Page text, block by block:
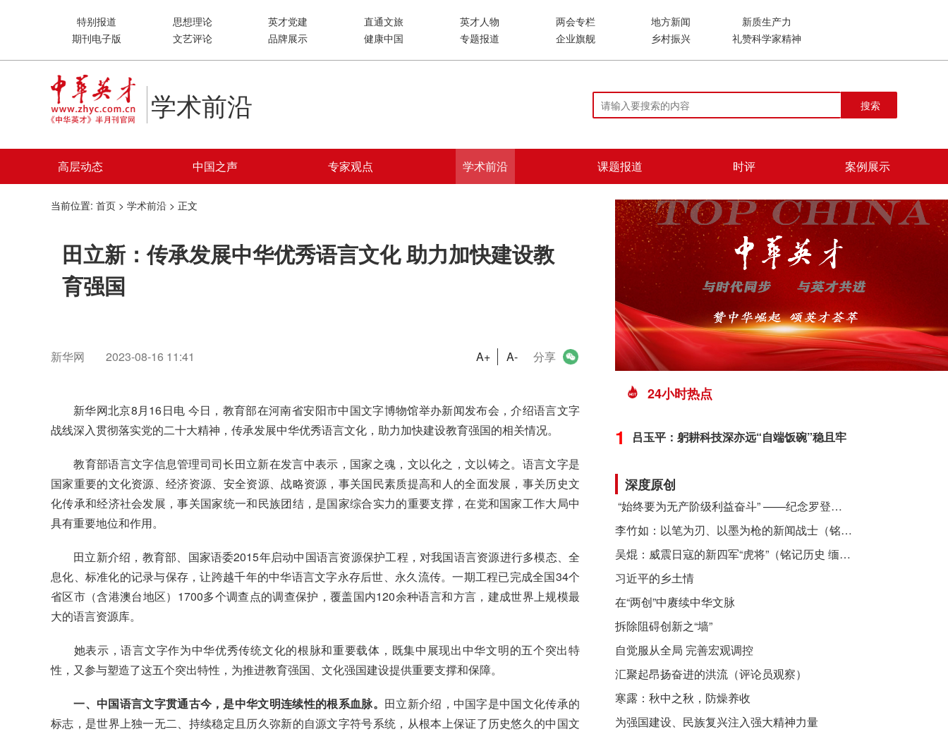
特别报道 思想理论 英才党建 直通文旅 英才人物 两会专栏 地方新闻
新质生产力
期刊电子版
文艺评论 品牌展示 健康中国 专题报道 企业旗舰 乡村振兴 礼赞科学家精神
学术前沿 搜索
高层动态 中国之声 专家观点 学术前沿 课题报道 时评 案例展示
当前位置: 首页 > 学术前沿 > 正文
田立新：传承发展中华优秀语言文化 助力加快建设教
育强国
​新华网 2023-08-16 11:41 A+ A- 分享
新华网北京8月16日电 今日，教育部在河南省安阳市中国文字博物馆举办新闻发布会，介绍语言文字
战线深入贯彻落实党的二十大精神，传承发展中华优秀语言文化，助力加快建设教育强国的相关情况。
教育部语言文字信息管理司司长田立新在发言中表示，国家之魂，文以化之，文以铸之。语言文字是
国家重要的文化资源、经济资源、安全资源、战略资源，事关国民素质提高和人的全面发展，事关历史文
化传承和经济社会发展，事关国家统一和民族团结，是国家综合实力的重要支撑，在党和国家工作大局中
具有重要地位和作用。
田立新介绍，教育部、国家语委2015年启动中国语言资源保护工程，对我国语言资源进行多模态、全
息化、标准化的记录与保存，让跨越千年的中华语言文字永存后世、永久流传。一期工程已完成全国34个
省区市（含港澳台地区）1700多个调查点的调查保护，覆盖国内120余种语言和方言，建成世界上规模最
大的语言资源库。
她表示，语言文字作为中华优秀传统文化的根脉和重要载体，既集中展现出中华文明的五个突出特
性，又参与塑造了这五个突出特性，为推进教育强国、文化强国建设提供重要支撑和保障。
一、中国语言文字贯通古今，是中华文明连续性的根系血脉。 田立新介绍，中国字是中国文化传承的
标志，是世界上独一无二、持续稳定且历久弥新的自源文字符号系统，从根本上保证了历史悠久的中国文
24小时热点
1 吕玉平：躬耕科技深亦远“自端饭碗”稳且牢
深度原创
​ “始终要为无产阶级利益奋斗” ——纪念罗登贤同志诞辰120周年
李竹如：以笔为刃、以墨为枪的新闻战士（铭记历史 缅怀先烈·抗日英雄）
吴焜：威震日寇的新四军“虎将”（铭记历史 缅怀先烈·抗日英雄）
习近平的乡土情
在“两创”中赓续中华文脉
拆除阻碍创新之“墙”
自觉服从全局 完善宏观调控
汇聚起昂扬奋进的洪流（评论员观察）
寒露：秋中之秋，防燥养收
为强国建设、民族复兴注入强大精神力量